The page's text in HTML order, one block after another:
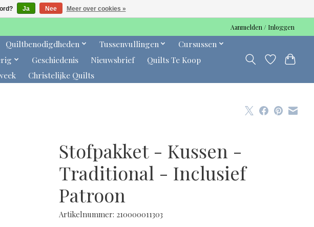
Aanmelden / Inloggen
Quiltbenodigdheden Tussenvullingen
Cursussen
Geschiedenis Nieuwsbrief
Quilts Te Koop
Christelijke Quilts
Stofpakket - Kussen -
Traditional - Inclusief
Patroon
Artikelnummer: 210000011303
Ja Nee Meer over cookies »